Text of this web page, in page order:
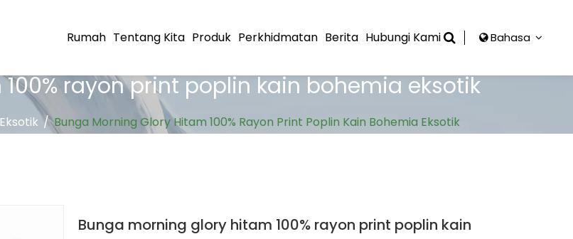
Bahasa
Rumah Tentang Kita Produk Perkhidmatan Berita Hubungi Kami
rayon print poplin kain bohemia eksotik
/Bunga Morning Glory Hitam 100% Rayon Print Poplin Kain Bohemia Eksotik
Bunga morning glory hitam 100% rayon print poplin kain